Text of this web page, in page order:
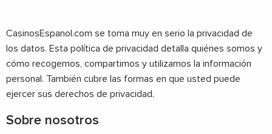
CasinosEspanol.com se toma muy en serio la privacidad de
los datos. Esta política de privacidad detalla quiénes somos y
cómo recogemos, compartimos y utilizamos la información
personal. También cubre las formas en que usted puede
ejercer sus derechos de privacidad.
Sobre nosotros